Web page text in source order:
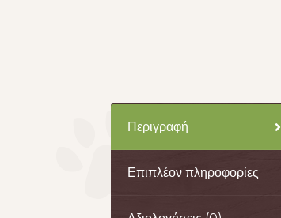
Περιγραφή
Επιπλέον πληροφορίες